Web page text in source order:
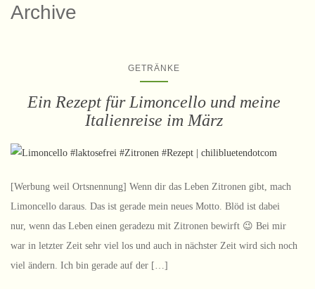
Archive
GETRÄNKE
Ein Rezept für Limoncello und meine
Italienreise im März
[Werbung weil Ortsnennung] Wenn dir das Leben Zitronen gibt, mach
Limoncello daraus. Das ist gerade mein neues Motto. Blöd ist dabei
nur, wenn das Leben einen geradezu mit Zitronen bewirft 😉 Bei mir
war in letzter Zeit sehr viel los und auch in nächster Zeit wird sich noch
viel ändern. Ich bin gerade auf der […]